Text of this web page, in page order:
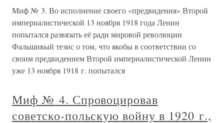
Миф № 3. Во исполнение своего «предвидения» Второй
империалистической 13 ноября 1918 года Ленин
попытался развязать её ради мировой революции
Фальшивый тезис о том, что якобы в соответствии со
своим предвидением Второй империалистической Ленин
уже 13 ноября 1918 г. попытался
Миф № 4. Спровоцировав
советско-польскую войну в 1920 г.,